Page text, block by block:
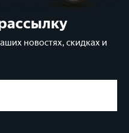
новостях, скидках и